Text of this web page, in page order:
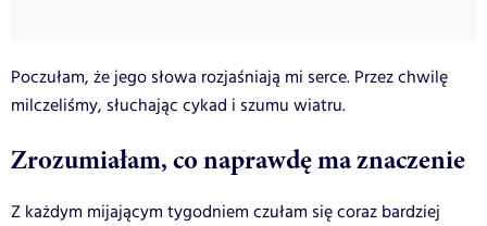
Poczułam, że jego słowa rozjaśniają mi serce. Przez chwilę
milczeliśmy, słuchając cykad i szumu wiatru.
Zrozumiałam, co naprawdę ma znaczenie
Z każdym mijającym tygodniem czułam się coraz bardziej